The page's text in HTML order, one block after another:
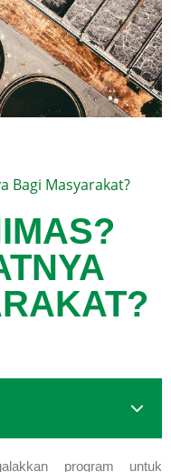
Bagi Masyarakat?
program untuk